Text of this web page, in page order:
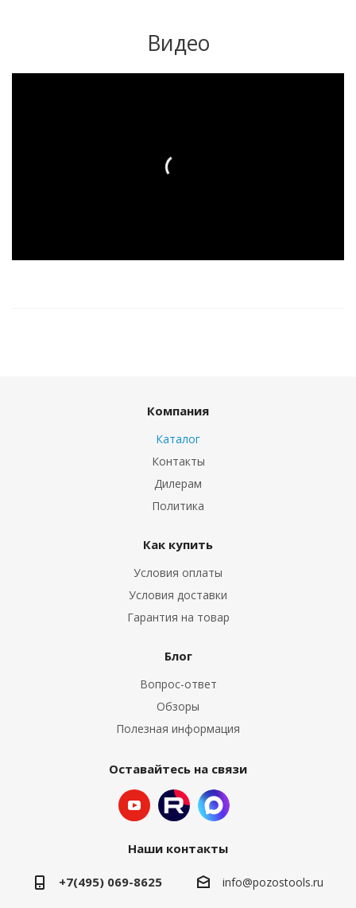
Видео
Компания
Каталог
Контакты
Дилерам
Политика
Как купить
Условия оплаты
Условия доставки
Гарантия на товар
Блог
Вопрос-ответ
Обзоры
Полезная информация
Оставайтесь на связи
Наши контакты
+7(495) 069-8625 info@pozostools.ru